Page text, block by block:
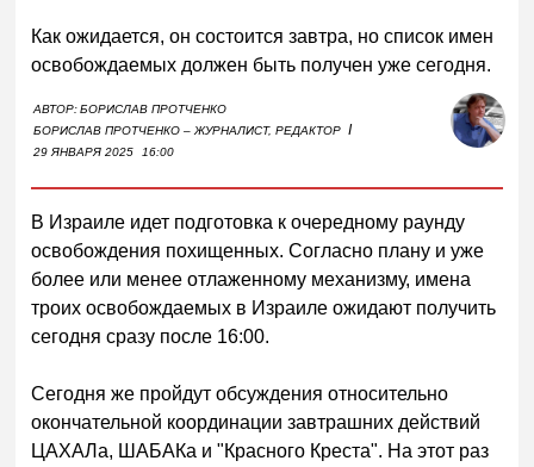
Как ожидается, он состоится завтра, но список имен
освобождаемых должен быть получен уже сегодня.
АВТОР:БОРИСЛАВ ПРОТЧЕНКО
БОРИСЛАВ ПРОТЧЕНКО – ЖУРНАЛИСТ, РЕДАКТОР I
29 ЯНВАРЯ 2025 16:00
В Израиле идет подготовка к очередному раунду
освобождения похищенных. Согласно плану и уже
более или менее отлаженному механизму, имена
троих освобождаемых в Израиле ожидают получить
сегодня сразу после 16:00.
Сегодня же пройдут обсуждения относительно
окончательной координации завтрашних действий
ЦАХАЛа, ШАБАКа и "Красного Креста". На этот раз